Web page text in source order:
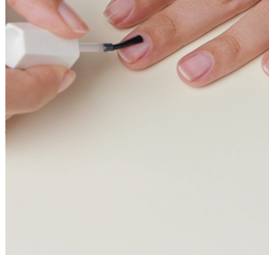
Soin ongles
Dites stop à l’envie de ronger vos ongles avec le vernis amer
MAVALA Stop. Se ronger les ongles est une habitude difficile à
perdre. Grâce à son goût amer, MAVALA Stop vous aide à
retrouver des ongles sains et soignés, tout en restant invisible sur
vos mains.